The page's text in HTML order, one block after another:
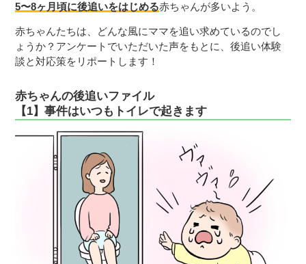
5〜8ヶ月頃に後追いをはじめる赤ちゃんが多いよう。
赤ちゃんたちは、どんな風にママを追い求めているのでし
ょうか？アンケートでいただいた声をもとに、後追い体験
談と対応策をリポートします！
赤ちゃんの後追いファイル
【1】事件はいつもトイレで起きます